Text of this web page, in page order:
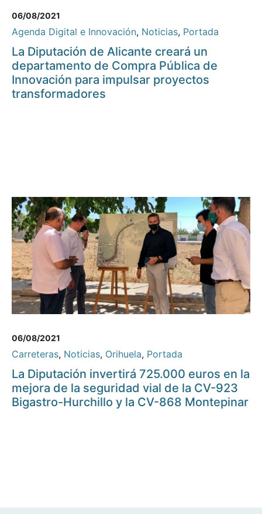
06/08/2021
Agenda Digital e Innovación, Noticias, Portada
La Diputación de Alicante creará un
departamento de Compra Pública de
Innovación para impulsar proyectos
transformadores
06/08/2021
Carreteras, Noticias, Orihuela, Portada
La Diputación invertirá 725.000 euros en la
mejora de la seguridad vial de la CV-923
Bigastro-Hurchillo y la CV-868 Montepinar